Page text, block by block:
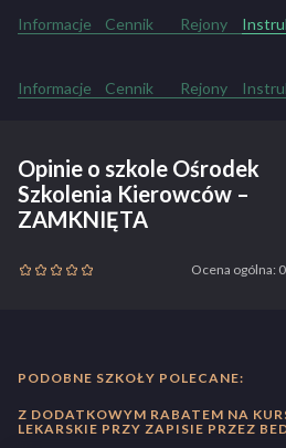
Informacje Cennik Rejony
Informacje Cennik Rejony
Opinie o szkole Ośrodek
Szkolenia Kierowców –
ZAMKNIĘTA
Ocena ogólna:
PODOBNE SZKOŁY POLECANE:
Z DODATKOWYM RABATEM NA
LEKARSKIE PRZY ZAPISIE PRZEZ